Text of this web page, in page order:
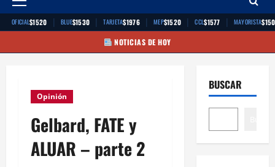
Menú
principal
OFICIAL$1520 | BLUE$1530 | TARJETA$1976 | MEP$1520 | CCL$1577 | MAYORISTA
NOTICIAS DE HOY
Opinión
Gelbard, FATE y
ALUAR – parte 2
BUSCAR